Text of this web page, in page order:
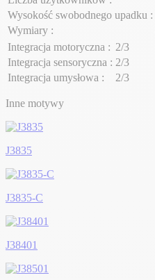
Wysokość swobodnego upadku :
Wymiary :
Integracja motoryczna : 2/3
Integracja sensoryczna : 2/3
Integracja umysłowa :
2/3
Inne motywy
J3835
J3835-C
J38401